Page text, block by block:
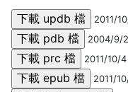
2011/
2004/9/
2011/10/
2011/